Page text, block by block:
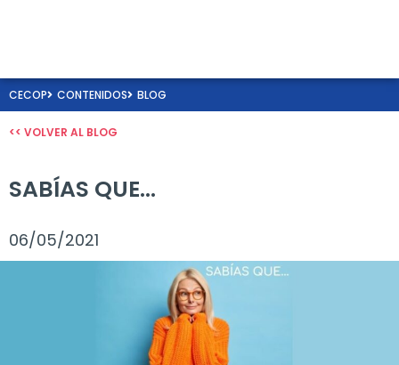
CECOP CONTENIDOS BLOG
<< VOLVER AL BLOG
SABÍAS QUE…
06/05/2021